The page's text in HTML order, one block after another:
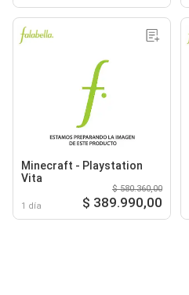
Minecraft - Playstation
Vita
1 día
$ 580.360,00
$ 389.990,00